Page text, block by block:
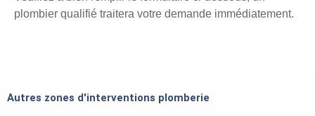
plombier qualifié traitera votre demande immédiatement.
Autres zones d'interventions plomberie